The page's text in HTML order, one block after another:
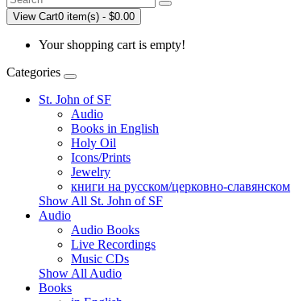
View Cart0 item(s) - $0.00
Your shopping cart is empty!
Categories
St. John of SF
Audio
Books in English
Holy Oil
Icons/Prints
Jewelry
книги на русском/церковно-славянском
Show All St. John of SF
Audio
Audio Books
Live Recordings
Music CDs
Show All Audio
Books